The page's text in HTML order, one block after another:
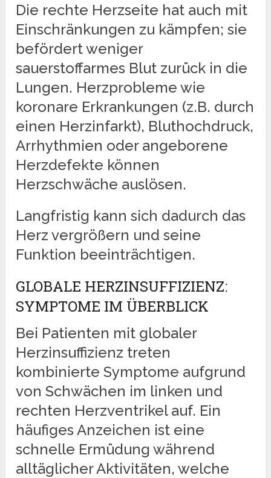
Die rechte Herzseite hat auch mit
Einschränkungen zu kämpfen; sie
befördert weniger
sauerstoffarmes Blut zurück in die
Lungen. Herzprobleme wie
koronare Erkrankungen (z.B. durch
einen Herzinfarkt), Bluthochdruck,
Arrhythmien oder angeborene
Herzdefekte können
Herzschwäche auslösen.
Langfristig kann sich dadurch das
Herz vergrößern und seine
Funktion beeinträchtigen.
GLOBALE HERZINSUFFIZIENZ:
SYMPTOME IM ÜBERBLICK
Bei Patienten mit globaler
Herzinsuffizienz treten
kombinierte Symptome aufgrund
von Schwächen im linken und
rechten Herzventrikel auf. Ein
häufiges Anzeichen ist eine
schnelle Ermüdung während
alltäglicher Aktivitäten, welche